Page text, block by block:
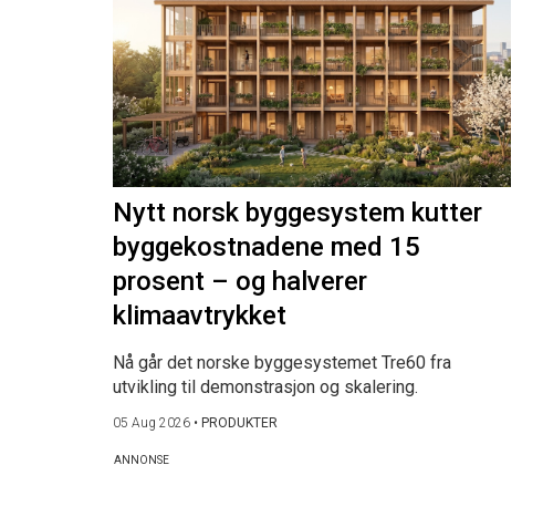
Nytt norsk byggesystem kutter
byggekostnadene med 15
prosent – og halverer
klimaavtrykket
Nå går det norske byggesystemet Tre60 fra
utvikling til demonstrasjon og skalering.
05 Aug 2026 • PRODUKTER